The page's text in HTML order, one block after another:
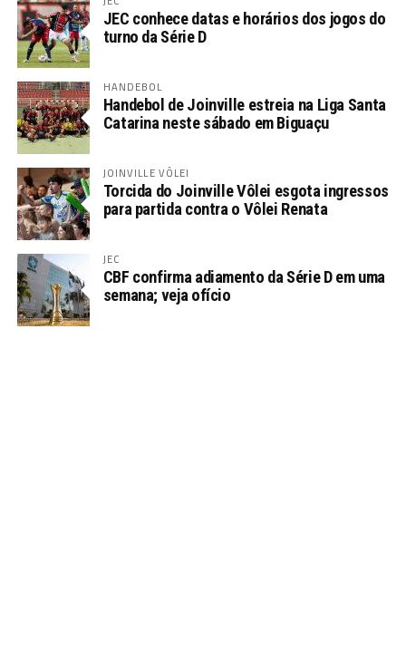
JEC conhece datas e horários dos jogos do
turno da Série D
HANDEBOL
Handebol de Joinville estreia na Liga Santa
Catarina neste sábado em Biguaçu
JOINVILLE VÔLEI
Torcida do Joinville Vôlei esgota ingressos
para partida contra o Vôlei Renata
JEC
CBF confirma adiamento da Série D em uma
semana; veja ofício